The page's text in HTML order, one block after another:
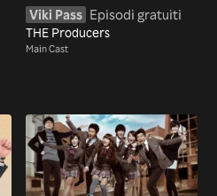
Viki Pass Episodi gratuiti
THE Producers
Main Cast